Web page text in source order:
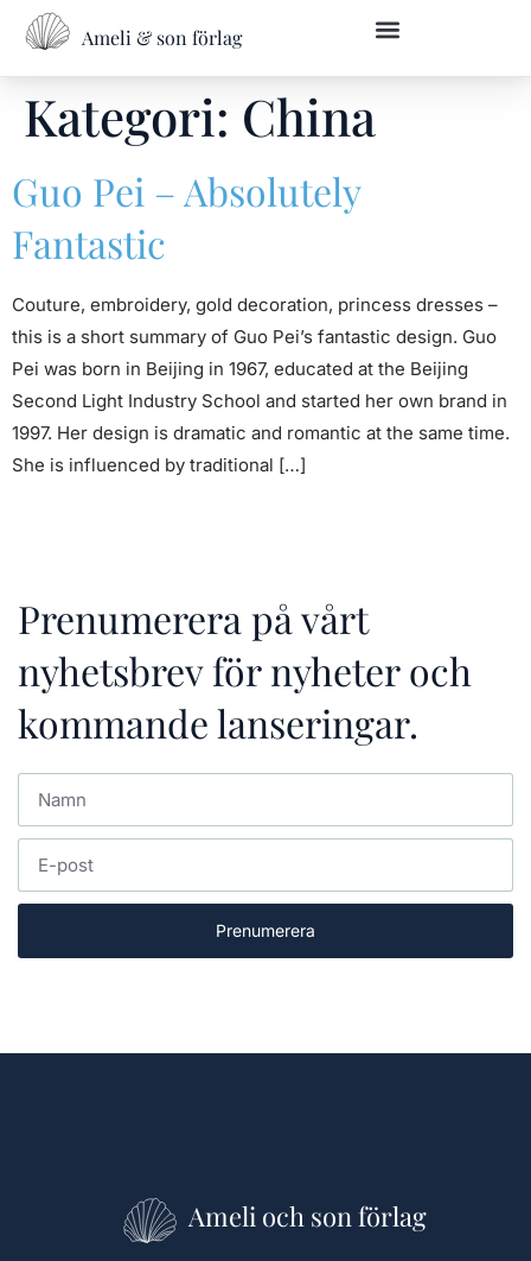
Ameli & son förlag
Kategori: China
Guo Pei – Absolutely
Fantastic
Couture, embroidery, gold decoration, princess dresses –
this is a short summary of Guo Pei’s fantastic design. Guo
Pei was born in Beijing in 1967, educated at the Beijing
Second Light Industry School and started her own brand in
1997. Her design is dramatic and romantic at the same time.
She is influenced by traditional […]
Prenumerera på vårt
nyhetsbrev för nyheter och
kommande lanseringar.
Prenumerera
Ameli och son förlag